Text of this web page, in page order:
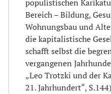
populistischen
Bereich – Bildung,
Wohnungsbau und
die kapitalistische
schafft selbst die
vergangenen
„Leo Trotzki und der
21. Jahrhundert“, S.144)